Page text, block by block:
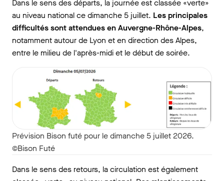
Dans le sens des départs, la journée est classée «verte»
au niveau national ce dimanche 5 juillet. Les principales
difficultés sont attendues en Auvergne-Rhône-Alpes,
notamment autour de Lyon et en direction des Alpes,
entre le milieu de l'après-midi et le début de soirée.
Prévision Bison futé pour le dimanche 5 juillet 2026.
©Bison Futé
Dans le sens des retours, la circulation est également